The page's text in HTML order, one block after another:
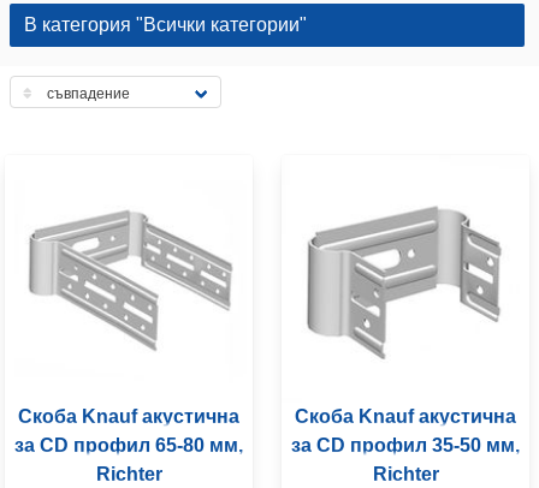
В категория "Всички категории"
Скоба Knauf акустична
за CD профил 65-80 мм,
Richter
Скоба Knauf акустична
за CD профил 35-50 мм,
Richter